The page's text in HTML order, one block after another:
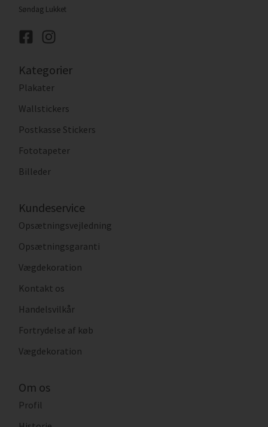
Søndag Lukket
Kategorier
Plakater
Wallstickers
Postkasse Stickers
Fototapeter
Billeder
Kundeservice
Opsætningsvejledning
Opsætningsgaranti
Vægdekoration
Kontakt os
Handelsvilkår
Fortrydelse af køb
Vægdekoration
Om os
Profil